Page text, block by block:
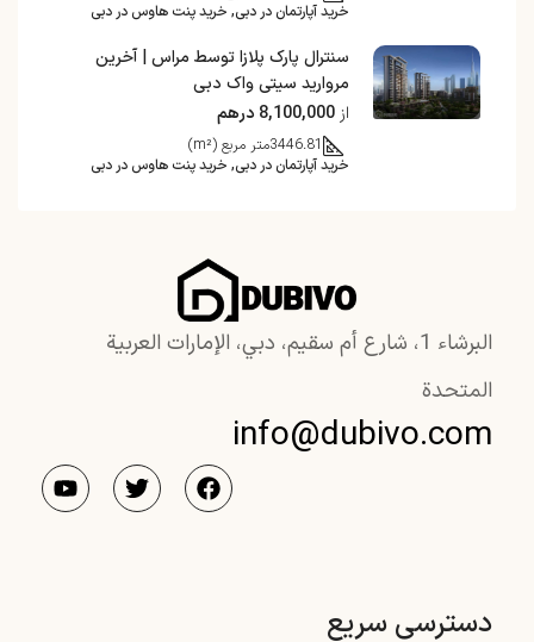
خرید آپارتمان در دبی, خرید پنت هاوس در دبی
سنترال پارک پلازا توسط مراس | آخرین
مروارید سیتی واک دبی
از 8,100,000 درهم
3446.81متر مربع (m²)
خرید آپارتمان در دبی, خرید پنت هاوس در دبی
البرشاء 1، شارع أم سقيم، دبي، الإمارات العربية
المتحدة
info@dubivo.com
دسترسی سریع